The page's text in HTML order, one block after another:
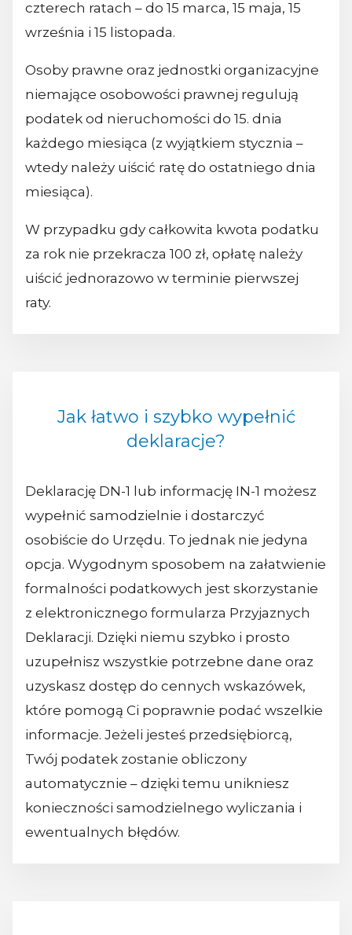
czterech ratach – do 15 marca, 15 maja, 15
września i 15 listopada.
Osoby prawne oraz jednostki organizacyjne
niemające osobowości prawnej regulują
podatek od nieruchomości do 15. dnia
każdego miesiąca (z wyjątkiem stycznia –
wtedy należy uiścić ratę do ostatniego dnia
miesiąca).
W przypadku gdy całkowita kwota podatku
za rok nie przekracza 100 zł, opłatę należy
uiścić jednorazowo w terminie pierwszej
raty.
Jak łatwo i szybko wypełnić
deklaracje?
Deklarację DN-1 lub informację IN-1 możesz
wypełnić samodzielnie i dostarczyć
osobiście do Urzędu. To jednak nie jedyna
opcja. Wygodnym sposobem na załatwienie
formalności podatkowych jest skorzystanie
z elektronicznego formularza Przyjaznych
Deklaracji. Dzięki niemu szybko i prosto
uzupełnisz wszystkie potrzebne dane oraz
uzyskasz dostęp do cennych wskazówek,
które pomogą Ci poprawnie podać wszelkie
informacje. Jeżeli jesteś przedsiębiorcą,
Twój podatek zostanie obliczony
automatycznie – dzięki temu unikniesz
konieczności samodzielnego wyliczania i
ewentualnych błędów.